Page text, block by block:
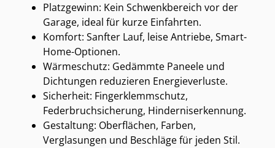
Platzgewinn: Kein Schwenkbereich vor der
Garage, ideal für kurze Einfahrten.
Komfort: Sanfter Lauf, leise Antriebe, Smart-
Home-Optionen.
Wärmeschutz: Gedämmte Paneele und
Dichtungen reduzieren Energieverluste.
Sicherheit: Fingerklemmschutz,
Federbruchsicherung, Hinderniserkennung.
Gestaltung: Oberflächen, Farben,
Verglasungen und Beschläge für jeden Stil.